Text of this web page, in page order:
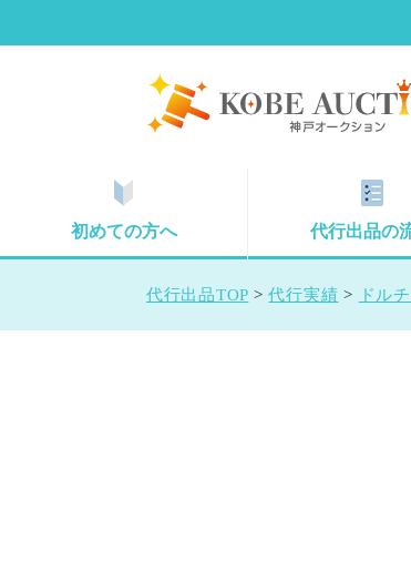
初めての方へ 代行出品の
代行出品TOP >代行実績 > ドル